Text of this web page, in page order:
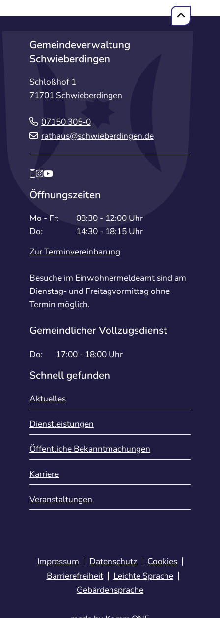
Gemeindeverwaltung
Schwieberdingen
Schloßhof 1
71701 Schwieberdingen
07150 305-0
rathaus@schwieberdingen.de
Öffnungszeiten
Mo - Fr:
08:30 - 12:00 Uhr
Do:
14:30 - 18:15 Uhr
Zur Terminvereinbarung
Besuche im Einwohnermeldeamt sind am
Dienstag- und Freitagvormittag ohne
Termin möglich.
Gemeindlicher Vollzugsdienst
Do: 17:00 - 18:00 Uhr
Schnell gefunden
Aktuelles
Dienstleistungen
Öffentliche Bekanntmachungen
Karriere
Veranstaltungen
Impressum Datenschutz
Cookies
Barrierefreiheit
Leichte Sprache
Gebärdensprache